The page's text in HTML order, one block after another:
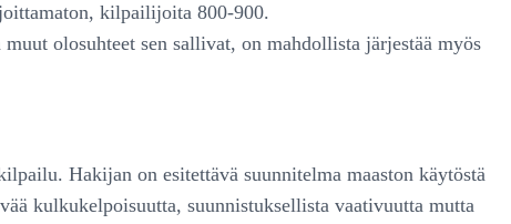
kilpailijoita 800-900.
olosuhteet sen sallivat, on mahdollista järjestää myös
Hakijan on esitettävä suunnitelma maaston käytöstä
kulkukelpoisuutta, suunnistuksellista vaativuutta mutta